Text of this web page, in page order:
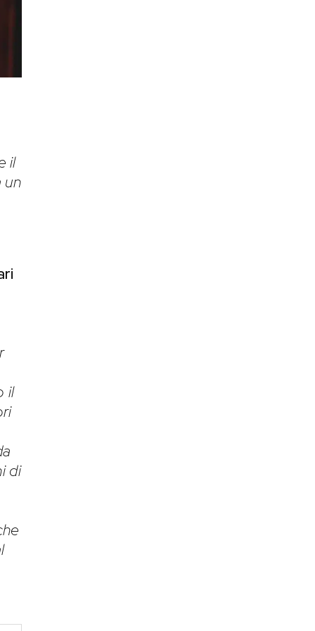
il
un
il
di